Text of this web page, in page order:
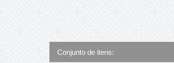
Conjunto de itens: